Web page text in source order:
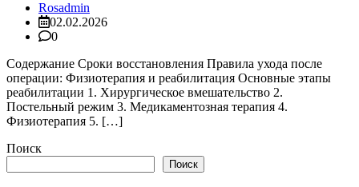
Rosadmin
02.02.2026
0
Содержание Сроки восстановления Правила ухода после
операции: Физиотерапия и реабилитация Основные этапы
реабилитации 1. Хирургическое вмешательство 2.
Постельный режим 3. Медикаментозная терапия 4.
Физиотерапия 5. […]
Поиск
Поиск